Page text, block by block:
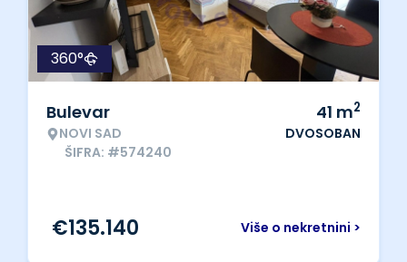
360°
Bulevar
NOVI SAD
ŠIFRA: #574240
41 m2
DVOSOBAN
Više o nekretnini >
€135.140